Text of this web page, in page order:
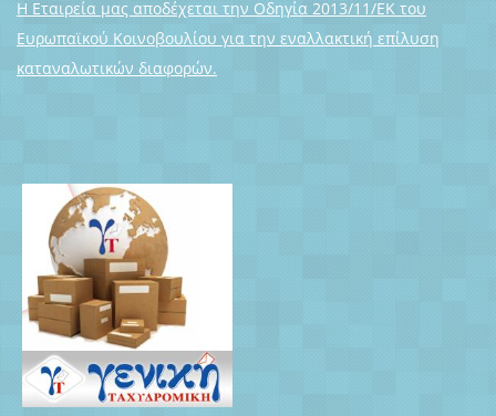
Η Εταιρεία μας αποδέχεται την Οδηγία 2013/11/ΕΚ του
Ευρωπαϊκού Κοινοβουλίου για την εναλλακτική επίλυση
καταναλωτικών διαφορών.